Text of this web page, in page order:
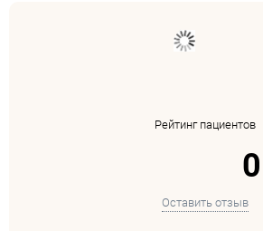
Рейтинг пациентов
0
Оставить отзыв